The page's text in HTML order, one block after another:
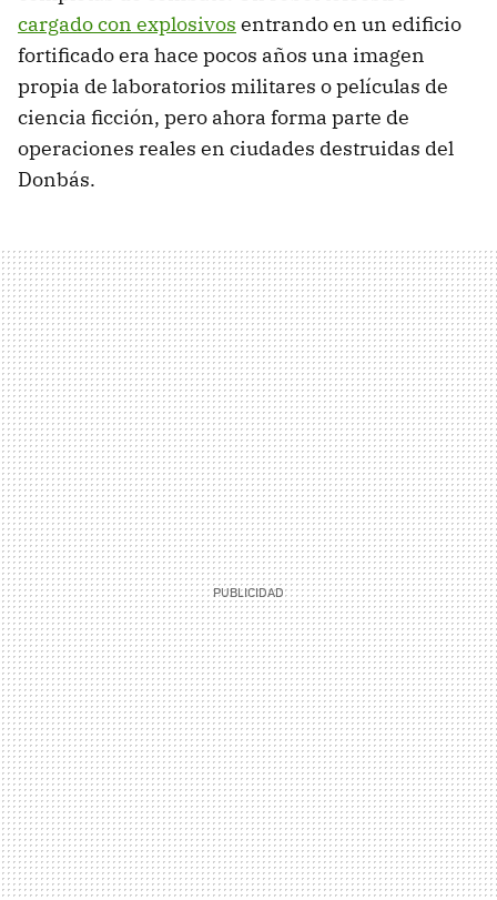
cargado con explosivos entrando en un edificio
fortificado era hace pocos años una imagen
propia de laboratorios militares o películas de
ciencia ficción, pero ahora forma parte de
operaciones reales en ciudades destruidas del
Donbás.